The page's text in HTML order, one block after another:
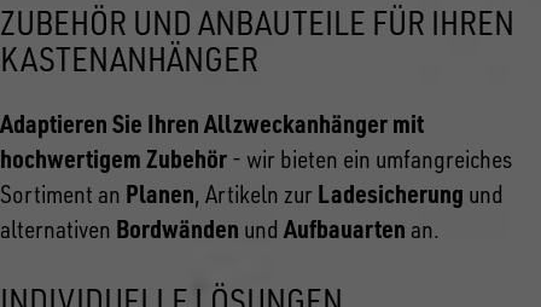
ZUBEHÖR UND ANBAUTEILE FÜR IHREN
KASTENANHÄNGER
Adaptieren Sie Ihren Allzweckanhänger mit
hochwertigem Zubehör - wir bieten ein umfangreiches
Sortiment an Planen, Artikeln zur Ladesicherung und
alternativen Bordwänden undAufbauarten an.